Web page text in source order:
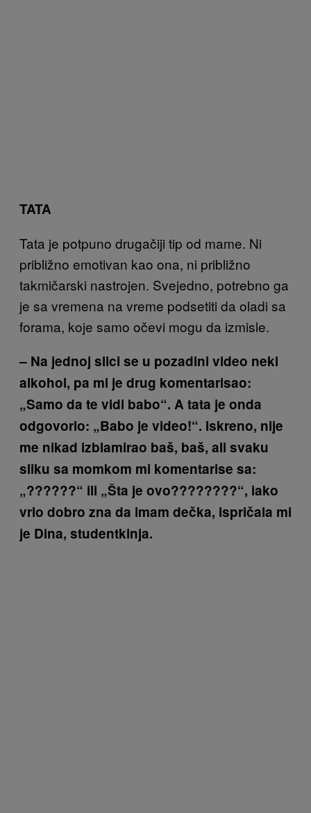
TATA
Tata je potpuno drugačiji tip od mame. Ni
približno emotivan kao ona, ni približno
takmičarski nastrojen. Svejedno, potrebno ga
je sa vremena na vreme podsetiti da oladi sa
forama, koje samo očevi mogu da izmisle.
– Na jednoj slici se u pozadini video neki
alkohol, pa mi je drug komentarisao:
„Samo da te vidi babo“. A tata je onda
odgovorio: „Babo je video!“. Iskreno, nije
me nikad izblamirao baš, baš, ali svaku
sliku sa momkom mi komentarise sa:
„??????“ ili „Šta je ovo????????“, iako
vrlo dobro zna da imam dečka, ispričala mi
je Dina, studentkinja.